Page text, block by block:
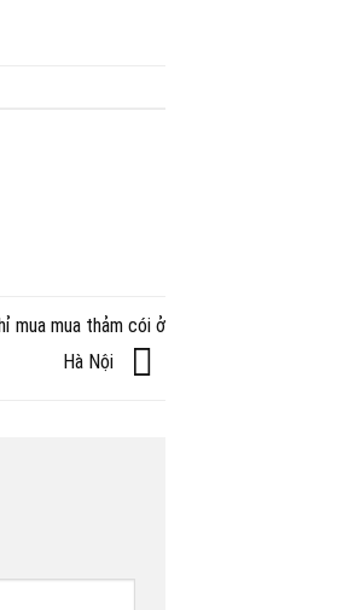
mua mua thảm cói ở
Hà Nội